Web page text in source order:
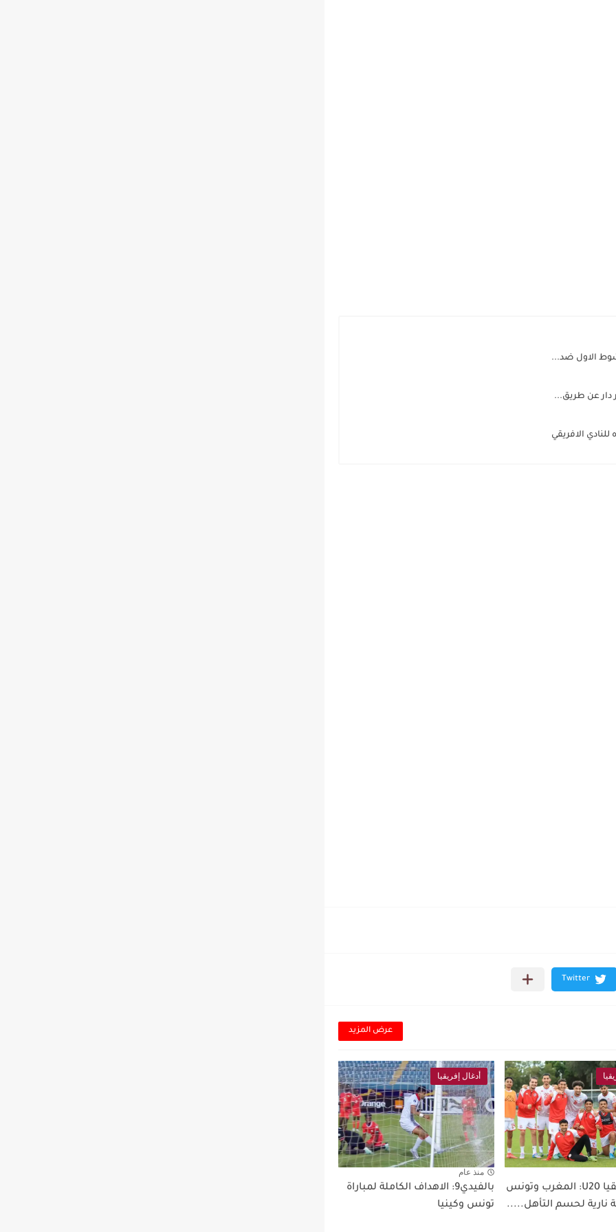
دار عن طريق...
الافريقي
عرض المزيد
كأس إفريقيا U20: المغرب وتونس
نارية لحسم التأهل.....
أدغال إفريقيا
منذ عام
بالفيدي9: الاهداف الكاملة لمباراة
تونس وكينيا